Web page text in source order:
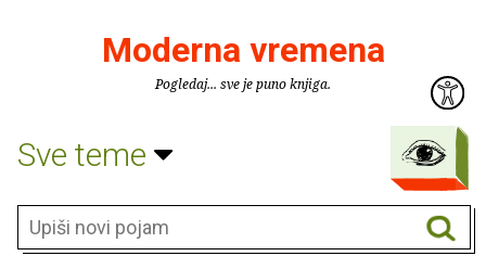
Moderna vremena
Pogledaj... sve je puno knjiga.
Sve teme